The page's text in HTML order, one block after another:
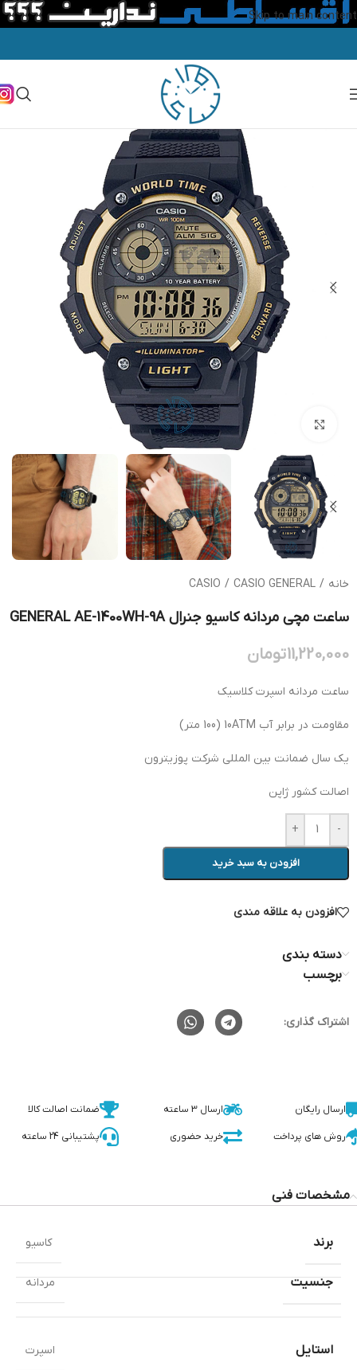
Skip to main content
بزرگنمایی تصویر
خانه /
CASIO / CASIO GENERAL
ساعت مچی مردانه کاسیو جنرال GENERAL AE-1400WH-9A
11,220,000تومان
ساعت مردانه اسپرت کلاسیک
مقاومت در برابر آب 10ATM (100 متر)
یک سال ضمانت بین المللی شرکت پوزیترون
اصالت کشور ژاپن
-
+
افزودن به سبد خرید
افزودن به علاقه مندی
دسته بندی
برچسب
اشتراک گذاری:
ارسال رایگان ارسال 3 ساعته ضمانت اصالت کالا
روش های پرداخت خرید حضوری پشتیبانی 24 ساعته
مشخصات فنی
جنسیت مردانه
استایل اسپرت
برند کاسیو